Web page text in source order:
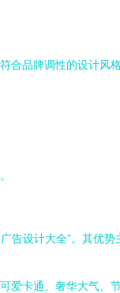
合品牌调性的设计风
告设计大全”。其优势
卡通、奢华大气、